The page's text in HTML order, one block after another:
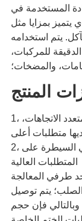
المستخدمة في
المقاوم للصدأ 304، والذي يتميز بمزايا مثل
يتم استخدامه
للمركبات،
المنتج
1، رقيقة الجدران، كبيرة الحجم، ووجود الانحناء متعدد الاتجاهات،
2، المنتج لديه متطلبات الختم، لعيوب الصب في السيطرة على
المتطلبات العالية
طرفي المعالجة
يتم توصيل
فإن حجم